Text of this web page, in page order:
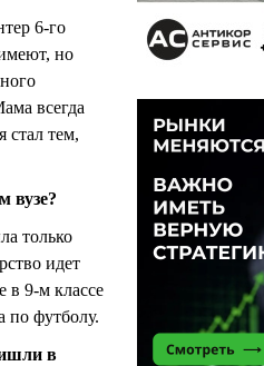
6-го
но
всегда
стал тем,
вузе?
только
идет
в 9-м классе
по футболу.
в